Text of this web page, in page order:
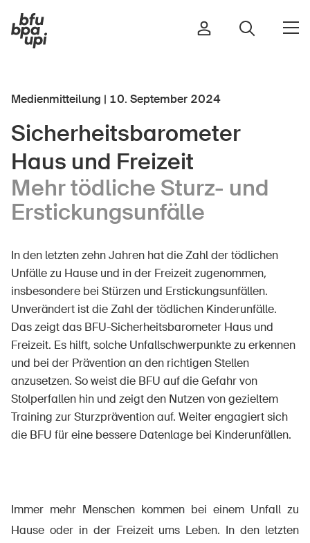
Sport & Bewegung
Zuhause & Garten
Gebäude & Anlagen
Im Alter
Im Unternehmen
Über die BFU
Medien
Politik
Medienmitteilung | 10. September 2024
Sicherheitsbarometer
Haus und Freizeit
Mehr tödliche Sturz- und
Erstickungsunfälle
In den letzten zehn Jahren hat die Zahl der tödlichen
Unfälle zu Hause und in der Freizeit zugenommen,
insbesondere bei Stürzen und Erstickungsunfällen.
Unverändert ist die Zahl der tödlichen Kinderunfälle.
Das zeigt das BFU-Sicherheitsbarometer Haus und
Freizeit. Es hilft, solche Unfallschwerpunkte zu erkennen
und bei der Prävention an den richtigen Stellen
anzusetzen. So weist die BFU auf die Gefahr von
Stolperfallen hin und zeigt den Nutzen von gezieltem
Training zur Sturzprävention auf. Weiter engagiert sich
die BFU für eine bessere Datenlage bei Kinderunfällen.
Immer mehr Menschen kommen bei einem Unfall zu
Hause oder in der Freizeit ums Leben. In den letzten